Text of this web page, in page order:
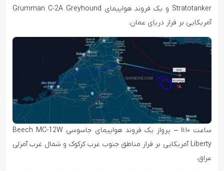
Stratotanker و یک فروند هواپیمای Grumman C-2A Greyhound
آمریکایی بر فراز دریای عمان.
ساعت ۱۱:۱۰ – پرواز یک فروند هواپیمای جاسوسی Beech MC-12W
Liberty آمریکایی بر فراز مناطق جنوب غرب کرکوک و شمال غرب آمرلی
عراق.